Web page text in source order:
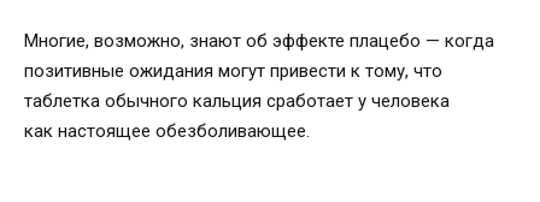
Многие, возможно, знают об эффекте плацебо — когда
позитивные ожидания могут привести к тому, что
таблетка обычного кальция сработает у человека
как настоящее обезболивающее.